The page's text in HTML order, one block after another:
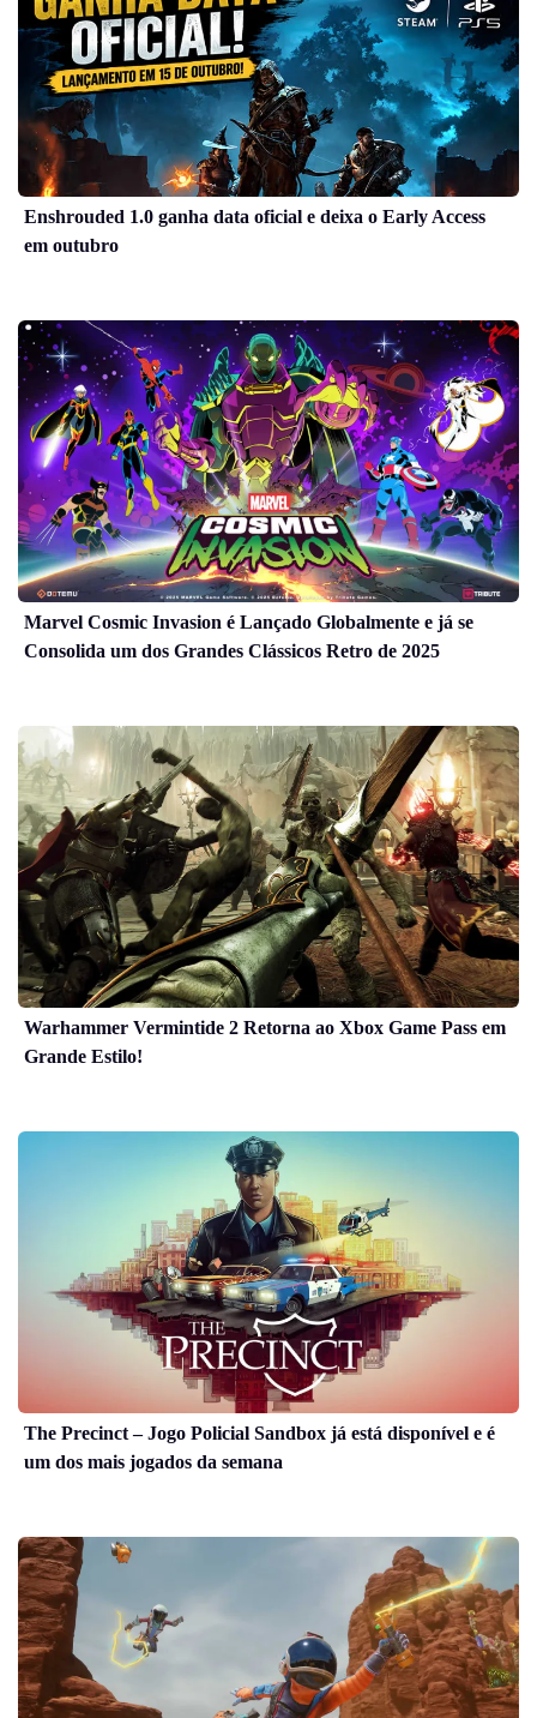
Enshrouded 1.0 ganha data oficial e deixa o Early Access
em outubro
Marvel Cosmic Invasion é Lançado Globalmente e já se
Consolida um dos Grandes Clássicos Retro de 2025
Warhammer Vermintide 2 Retorna ao Xbox Game Pass em
Grande Estilo!
The Precinct – Jogo Policial Sandbox já está disponível e é
um dos mais jogados da semana